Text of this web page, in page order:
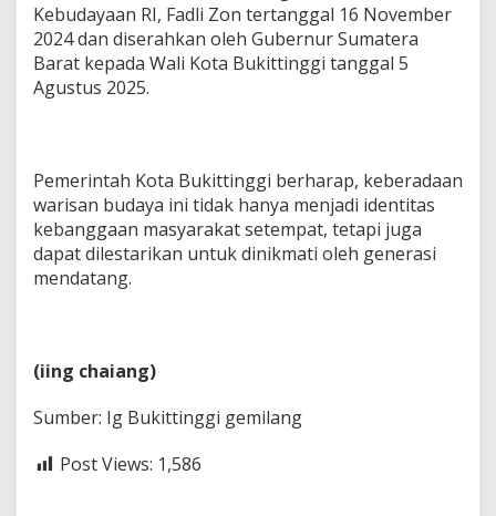
Kebudayaan RI, Fadli Zon tertanggal 16 November
2024 dan diserahkan oleh Gubernur Sumatera
Barat kepada Wali Kota Bukittinggi tanggal 5
Agustus 2025.
Pemerintah Kota Bukittinggi berharap, keberadaan
warisan budaya ini tidak hanya menjadi identitas
kebanggaan masyarakat setempat, tetapi juga
dapat dilestarikan untuk dinikmati oleh generasi
mendatang.
(iing chaiang)
Sumber: Ig Bukittinggi gemilang
Post Views: 1,586